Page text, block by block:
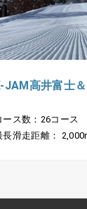
JAM高井富士
ース数：26コース
長滑走距離：